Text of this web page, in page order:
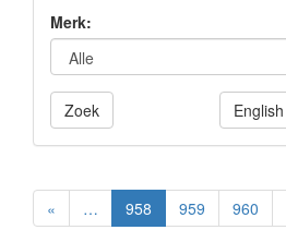
Merk:
Zoek English
« … 958 959 960